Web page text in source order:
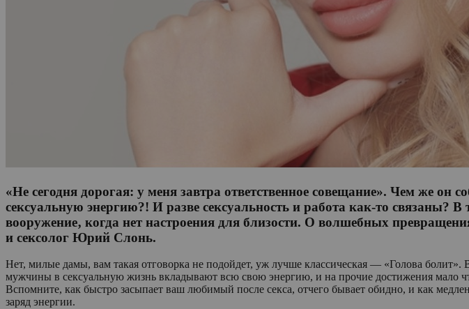
«Не сегодня дорогая: у меня завтра ответственное совещание». Чем же он
сексуальную энергию?! И разве сексуальность и работа как-то
вооружение‚ когда нет настроения для близости. О волшебных
и сексолог Юрий Слонь.
Нет, милые дамы, вам такая отговорка не подойдет, уж лучше классическая — «Голова
мужчины в сексуальную жизнь вкладывают всю свою энергию, и на прочие достижения мало
Вспомните, как быстро засыпает ваш любимый после секса, отчего бывает обидно, и как
заряд энергии.